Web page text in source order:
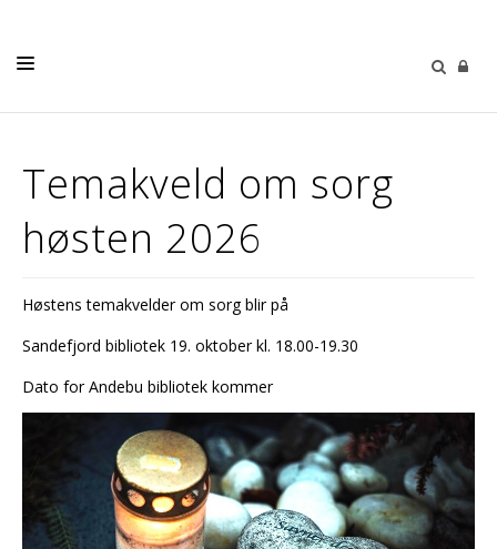
KONFIRMASJON
BARN
DIAKONI
KIRKEMUSIKK
OM OSS
Temakveld om sorg
høsten 2026
Høstens temakvelder om sorg blir på
Sandefjord bibliotek 19. oktober kl. 18.00-19.30
Dato for Andebu bibliotek kommer